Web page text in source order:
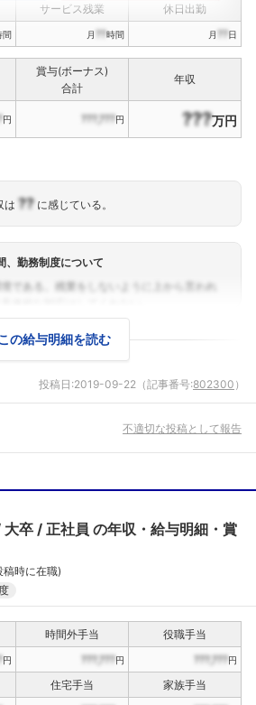
サービス残業 休日出勤
間 月 ??時間 月 ??日
賞与(ボーナス)
合計
年収
円 ???,???円 ???万円
は ??に感じている。
、勤務制度について
の給与明細を読む
投稿日:2019-09-22 （記事番号:802300 ）
不適切な投稿として報告
大卒 正社員 の年収・給与明細・賞
時に在職)
時間外手当
役職手当
円 ???,???円 ???,???円
住宅手当
家族手当